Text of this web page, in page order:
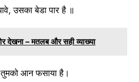
उसका बेडा पार है ॥
देखना – मतलब और सही व्याख्या
आन फसाया है।